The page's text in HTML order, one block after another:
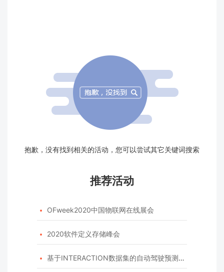
抱歉，没有找到相关的活动，您可以尝试其它关键词搜索
推荐活动
 OFweek2020中国物联网在线展会
 2020软件定义存储峰会
 基于INTERACTION数据集的自动驾驶预测模型挑战赛